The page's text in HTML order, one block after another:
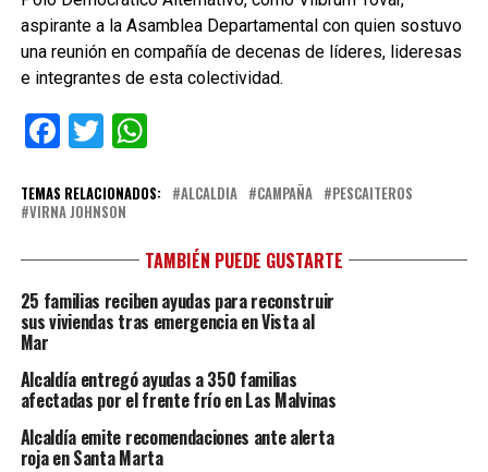
aspirante a la Asamblea Departamental con quien sostuvo
una reunión en compañía de decenas de líderes, lideresas
e integrantes de esta colectividad.
Facebook
TwitterWhatsApp
TEMAS RELACIONADOS: ALCALDIA CAMPAÑA
PESCAITEROS
VIRNA JOHNSON
TAMBIÉN PUEDE GUSTARTE
25 familias reciben ayudas para reconstruir
sus viviendas tras emergencia en Vista al
Mar
Alcaldía entregó ayudas a 350 familias
afectadas por el frente frío en Las Malvinas
Alcaldía emite recomendaciones ante alerta
roja en Santa Marta